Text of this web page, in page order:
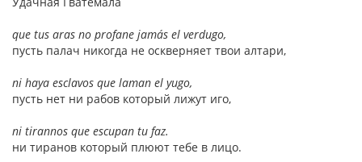
que tus aras no profane jamás el verdugo,
пусть палач никогда не оскверняет твои алтари,
ni haya esclavos que laman el yugo,
пусть нет ни рабов который лижут иго,
ni tirannos que escupan tu faz.
ни тиранов который плюют тебе в лицо.